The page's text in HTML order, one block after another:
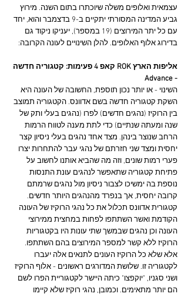
עצמאית ואלופים משלה שיוכתרו בתום השנה. מירוץ
גביע המדינה המסורתי יתקיים ב-9 בדצמבר והוא, יחד
עם כל יתר המירוצים (19 במספר), יעניקו ניקוד גם
בדירוג אלוף האלופים. להלן השינויים לעונה הקרובה:
אליפות הארץ ROK קאפ 4 פעימות: קטגוריה חדשה
- Advance
השינוי - או יותר נכון תוספת, החשובה של העונה היא
השקת קטגוריה חדשה בשם אדוונס. הקטגוריה תמוצב
בין הרוקיז (נהגים חדשים) לפרו (נהגים בעלי ותק של
שנה ומעתה שנתיים) כדי לתת מענה לטווח הרמות
הרחב שנוצר בינהן. מצד אחד נהגים בעלי ניסיון קצר
יחסית ומצד שני חזרתם של נהגי עבר להתחרות יצרו
פערי רמות שונים, וזה מה שהביא אותנו לחשוב על
פתיחת קטגוריה שתאפשר לנהגים עונת התנסות
נוספת בה ימשיכו לצבור ניסיון מול נהגים שרמתם
קרובה יחסית, אך בנפרד מהנהגים היותר חדשים.
קטגורית אדוונס תכלול את כל נהגי הרוקיז של העונה
הקודמת ואשר השתתפו לפחות במחצית ממירוצי
העונה וכן נהגים שבמשך שתי עונות היו בקטגוריות
הרוקיז ללא קשר למספר המירוצים בהם השתתפו.
אלא שלא כל הרוקיז העונים לתנאים אלה יעברו
לקטגוריה זו. שלושת המדורגים ראשונים - אלוף הרוקיז
ושני סגניו, "יוקפצו" כיתה היישר לקטגוריית הפרו לשם
הם יותר מתאימים. וכמובן, נהגי רוקיז שלא קיימו